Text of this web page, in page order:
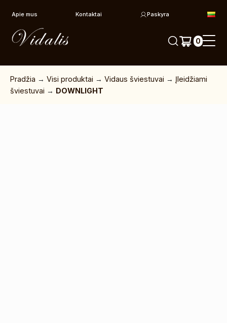
Apie mus Kontaktai Paskyra
0
Pradžia →Visi produktai →Vidaus šviestuvai → Įleidžiami
šviestuvai → DOWNLIGHT